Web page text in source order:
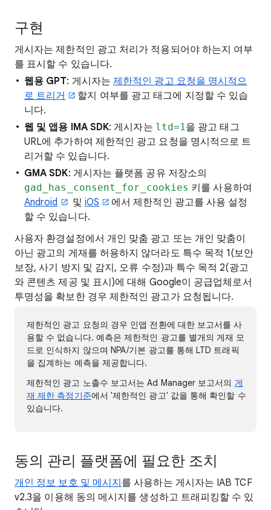
구현
게시자는 제한적인 광고 처리가 적용되어야 하는지 여부
를 표시할 수 있습니다.
웹용 GPT: 게시자는제한적인 광고 요청을 명시적으
로 트리거
할지 여부를 광고 태그에 지정할 수 있습
니다.
웹 및 앱용 IMA SDK: 게시자는 ltd=1을 광고 태그
URL에 추가하여 제한적인 광고 요청을 명시적으로 트
리거할 수 있습니다.
GMA SDK: 게시자는 플랫폼 공유 저장소의
gad_has_consent_for_cookies 키를 사용하여
Android
및 iOS
에서 제한적인 광고를 사용 설정
할 수 있습니다.
사용자 환경설정에서 개인 맞춤 광고 또는 개인 맞춤이
아닌 광고의 게재를 허용하지 않더라도 특수 목적 1(보안
보장, 사기 방지 및 감지, 오류 수정)과 특수 목적 2(광고
와 콘텐츠 제공 및 표시)에 대해 Google이 공급업체로서
투명성을 확보한 경우 제한적인 광고가 요청됩니다.
제한적인 광고 요청의 경우 인앱 전환에 대한 보고서를 사
용할 수 없습니다. 예측은 제한적인 광고를 별개의 게재 모
드로 인식하지 않으며 NPA/기본 광고를 통해 LTD 트래픽
을 집계하는 예측을 제공합니다.
제한적인 광고 노출수 보고서는 Ad Manager 보고서의 게
재 제한 측정기준에서 '제한적인 광고' 값을 통해 확인할 수
있습니다.
동의 관리 플랫폼에 필요한 조치
개인 정보 보호 및 메시지 를 사용하는 게시자는 IAB TCF
v2.3을 이용해 동의 메시지를 생성하고 트래피킹할 수 있